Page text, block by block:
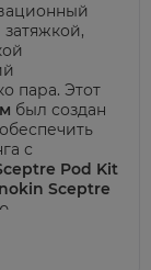
пара. Этот
был создан
с
Pod Kit
Sceptre